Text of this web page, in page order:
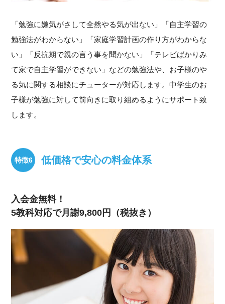
「勉強に嫌気がさして全然やる気が出ない」「自主学習の
勉強法がわからない」「家庭学習計画の作り方がわからな
い」「反抗期で親の言う事を聞かない」「テレビばかりみ
て家で自主学習ができない」などの勉強法や、お子様のや
る気に関する相談にチューターが対応します。中学生のお
子様が勉強に対して前向きに取り組めるようにサポート致
します。
低価格で安心の料金体系
入会金無料！
5教科対応で月謝9,800円（税抜き）